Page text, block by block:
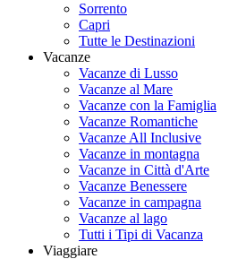
Sorrento
Capri
Tutte le Destinazioni
Vacanze
Vacanze di Lusso
Vacanze al Mare
Vacanze con la Famiglia
Vacanze Romantiche
Vacanze All Inclusive
Vacanze in montagna
Vacanze in Città d'Arte
Vacanze Benessere
Vacanze in campagna
Vacanze al lago
Tutti i Tipi di Vacanza
Viaggiare